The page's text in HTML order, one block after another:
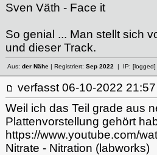
Sven Väth - Face it
So genial ... Man stellt sich
und dieser Track.
Aus: der Nähe| Registriert: Sep 2022| IP: [logged]
verfasst 06-10-2022
Weil ich das Teil grade aus
Plattenvorstellung gehört
https://www.youtube.com/
Nitrate - Nitration (labworks)